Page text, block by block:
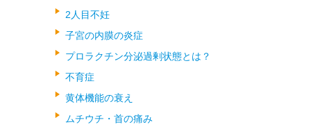
2人目不妊
子宮の内膜の炎症
プロラクチン分泌過剰状態とは？
不育症
黄体機能の衰え
ムチウチ・首の痛み